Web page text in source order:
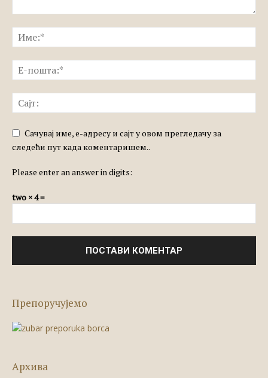
Сачувај име, е-адресу и сајт у овом прегледачу за
следећи пут када коментаришем..
Please enter an answer in digits:
two × 4 =
Препоручујемо
Архива